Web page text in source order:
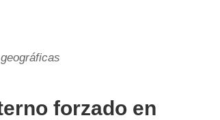
forzado en